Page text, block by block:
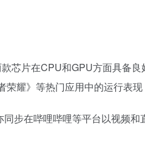
芯片在CPU和GPU方面具备
耀》等热门应用中的运行表现
步在哔哩哔哩等平台以视频